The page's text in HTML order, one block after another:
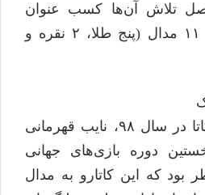
تلاش آن‌ها کسب عنوان
نایب قهرمانی قاره با ۱۱ مدال (پنج طلا، ۲ نقره و
شاید مهمترین مدال کاتا در سال ۹۸، نایب قهرمانی
دوره بازی‌های جهانی
بود که این کاتارو به مدال